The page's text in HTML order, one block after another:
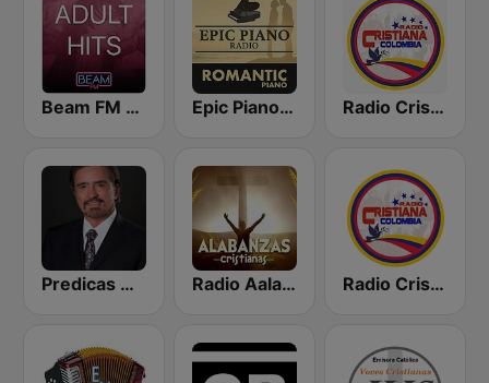
Beam FM - Adult Hits Epic Piano - ROMANTIC PIANO Radio Cristiana Colombia
Predicas Armando Alducin Radio Aalabanzas Cristianas Radio Cristiana Colombiana